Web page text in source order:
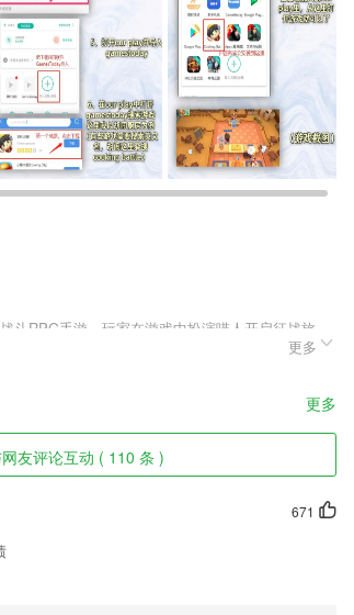
斗RPG手游，玩家在游戏中扮演喵人开启征战旅
能踏上那片土地，在那里有“七龙之战”留下的宝
随时交流和共享平台。
捷。
容易;
更多
更多
友评论互动 ( 110 条 )
671